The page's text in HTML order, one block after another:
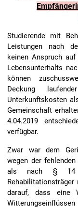
Studierende mit
Leistungen nach
keinen Anspruch
Lebensunterhalts
können
Deckung
Unterkunftskosten
Gemeinschaft
4.04.2019
verfügbar.
Zwar war dem
wegen der
als nach § 14
darauf, dass eine